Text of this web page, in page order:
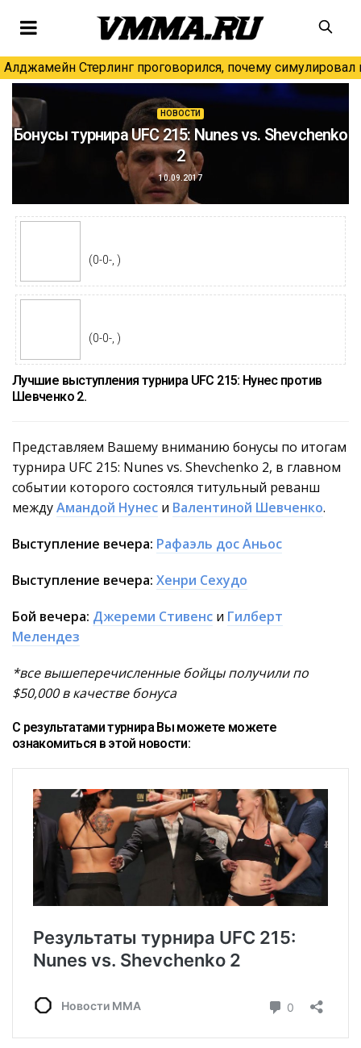
Алджамейн Стерлинг проговорился, почему симулировал
НОВОСТИ
Бонусы турнира UFC 215: Nunes vs. Shevchenko
2
10.09.2017
(0-0-, )
(0-0-, )
Лучшие выступления турнира UFC 215: Нунес против
Шевченко 2.
Представляем Вашему вниманию бонусы по итогам
турнира UFC 215: Nunes vs. Shevchenko 2, в главном
событии которого состоялся титульный реванш
междуАмандой Нунес и Валентиной Шевченко.
Выступление вечера: Рафаэль дос Аньос
Выступление вечера: Хенри Сехудо
Бой вечера: Джереми Стивенс и Гилберт
Мелендез
*все вышеперечисленные бойцы получили по
$50,000 в качестве бонуса
С результатами турнира Вы можете можете
ознакомиться в этой новости: